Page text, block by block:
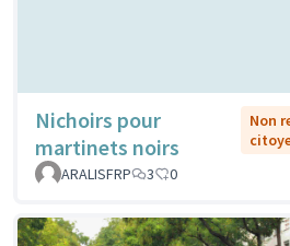
Nichoirs pour
martinets noirs
Non
ARALISFRP
3 0